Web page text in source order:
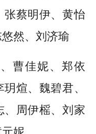
张蔡明伊、黄怡
然、刘济瑜
曹佳妮、郑依
煊、魏碧君、
、周伊榣、刘家